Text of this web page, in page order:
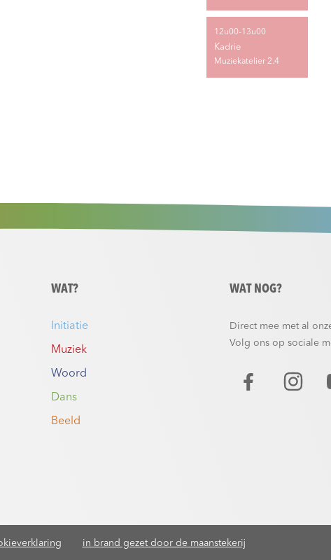
12u00-13u00
Kadrie
Muziekatelier 2.4
WAT?
Initiatie
Muziek
Woord
Dans
Beeld
WAT NOG?
Direct mee met al
Volg ons op sociale
in brand gezet door de maanstekerij